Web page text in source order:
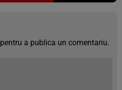
pentru a publica un comentariu.